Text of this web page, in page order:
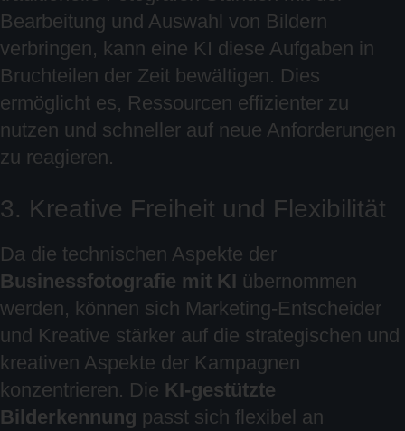
Bearbeitung und Auswahl von Bildern
verbringen, kann eine KI diese Aufgaben in
Bruchteilen der Zeit bewältigen. Dies
ermöglicht es, Ressourcen effizienter zu
nutzen und schneller auf neue Anforderungen
zu reagieren.
3. Kreative Freiheit und Flexibilität
Da die technischen Aspekte der
Businessfotografie mit KI übernommen
werden, können sich Marketing-Entscheider
und Kreative stärker auf die strategischen und
kreativen Aspekte der Kampagnen
konzentrieren. Die KI-gestützte
Bilderkennung passt sich flexibel an